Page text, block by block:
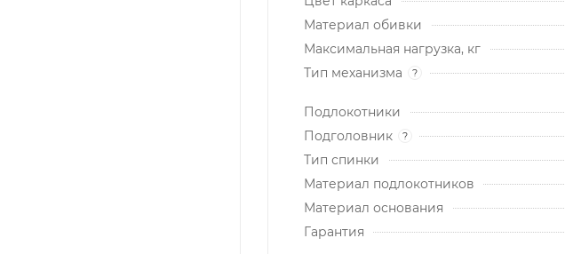
Материал обивки
Максимальная нагрузка, кг
Тип механизма
?
Подлокотники
Подголовник
?
Тип спинки
Материал подлокотников
Материал основания
Гарантия